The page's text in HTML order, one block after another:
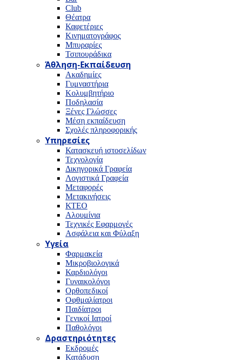
Club
Θέατρα
Καφετέριες
Κινηματογράφος
Μπυραρίες
Τσιπουράδικα
Άθληση-Εκπαίδευση
Ακαδημίες
Γυμναστήρια
Κολυμβητήριο
Ποδηλασία
Ξένες Γλώσσες
Μέση εκπαίδευση
Σχολές πληροφορικής
Υπηρεσίες
Κατασκευή ιστοσελίδων
Τεχνολογία
Δικηγορικά Γραφεία
Λογιστικά Γραφεία
Μεταφορές
Μετακινήσεις
ΚΤΕΟ
Αλουμίνια
Τεχνικές Εφαρμογές
Ασφάλεια και Φύλαξη
Υγεία
Φαρμακεία
Μικροβιολογικά
Καρδιολόγοι
Γυναικολόγοι
Ορθοπεδικοί
Οφθμαλίατροι
Παιδίατροι
Γενικοί Ιατροί
Παθολόγοι
Δραστηριότητες
Εκδρομές
Κατάδυση